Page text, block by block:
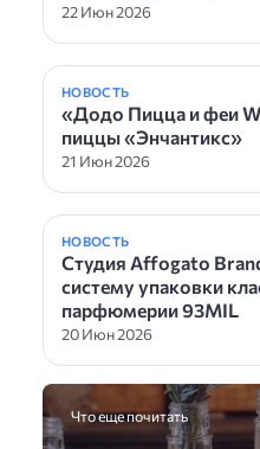
22 Июн 2026
НОВОСТЬ
«Додо Пицца и феи
пиццы «Энчантикс»
21 Июн 2026
НОВОСТЬ
Студия Affogato
систему упаковки
парфюмерии 93MIL
20 Июн 2026
Что еще почитать